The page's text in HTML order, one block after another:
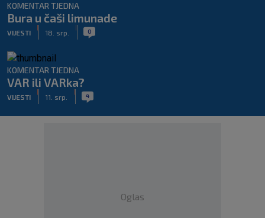
KOMENTAR TJEDNA
Bura u čaši limunade
VIJESTI 18. srp. 0
KOMENTAR TJEDNA
VAR ili VARka?
VIJESTI 11. srp. 4
Oglas